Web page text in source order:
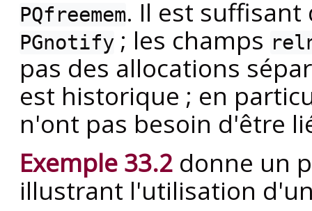
PQfreemem. Il est
PGnotify ; les champs
pas des allocations
est historique ; en
n'ont pas besoin d'être
Exemple 33.2 donne un
illustrant l'utilisation